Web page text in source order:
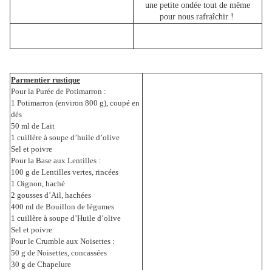
une petite ondée tout de même
pour nous rafraîchir !
Parmentier rustique
Pour la Purée de Potimarron :
1 Potimarron (environ 800 g), coupé en
dés
50 ml de Lait
1 cuillère à soupe d’huile d’olive
Sel et poivre
Pour la Base aux Lentilles :
100 g de Lentilles vertes, rincées
1 Oignon, haché
2 gousses d’Ail, hachées
400 ml de Bouillon de légumes
1 cuillère à soupe d’Huile d’olive
Sel et poivre
Pour le Crumble aux Noisettes :
50 g de Noisettes, concassées
30 g de Chapelure